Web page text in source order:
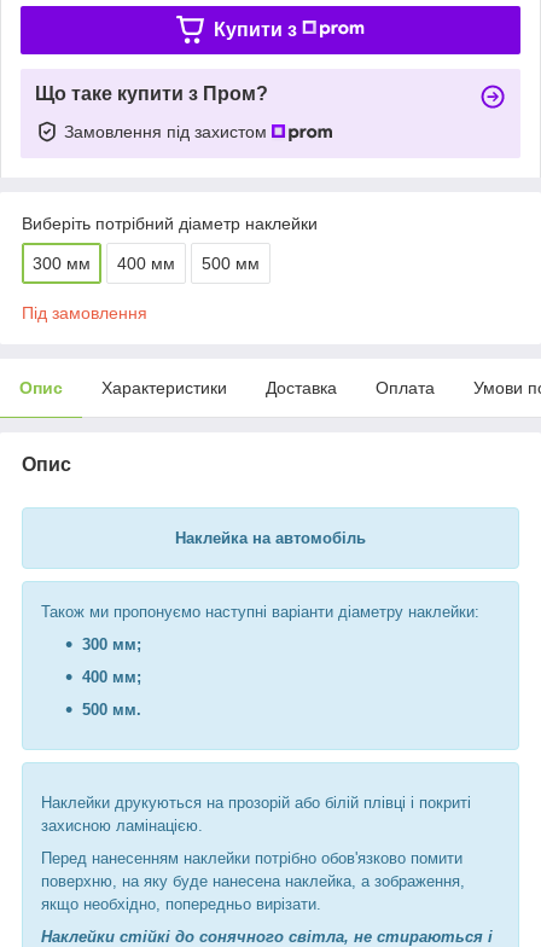
Купити з
Що таке купити з Пром?
Замовлення під захистом
Виберіть потрібний діаметр наклейки
300 мм 400 мм 500 мм
Під замовлення
Опис Характеристики Доставка Оплата Умови
Опис
Наклейка на автомобіль
Також ми пропонуємо наступні варіанти діаметру наклейки:
300 мм;
400 мм;
500 мм.
Наклейки друкуються на прозорій або білій плівці і покриті
захисною ламінацією.
Перед нанесенням наклейки потрібно обов'язково помити
поверхню, на яку буде нанесена наклейка, а зображення,
якщо необхідно, попередньо вирізати.
Наклейки стійкі до сонячного світла, не стираються і